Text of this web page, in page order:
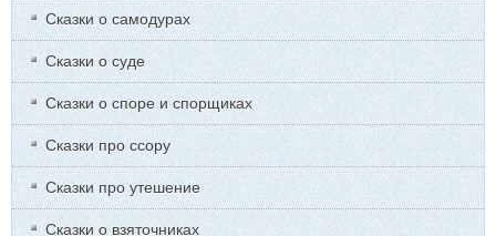
Сказки о самодурах
Сказки о суде
Сказки о споре и спорщиках
Сказки про ссору
Сказки про утешение
Сказки о взяточниках